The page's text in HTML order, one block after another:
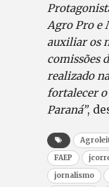
Agro Pro e
auxiliar os
comissões
realizado
fortalecer
Paraná”,
FAEP
jornalismo